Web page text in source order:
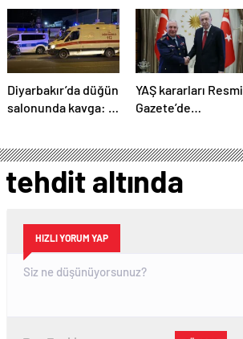
Diyarbakır’da düğün
salonunda kavga: 5
YAŞ kararları Resmi
Gazete’de
Komutanı
Orgeneral Rafet
Dalkıran
altında
HIZLI YORUM YAP